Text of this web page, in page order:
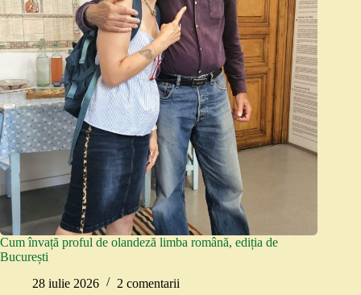
Cum învață proful de olandeză limba română, ediția de
București
28 iulie 2026
2 comentarii